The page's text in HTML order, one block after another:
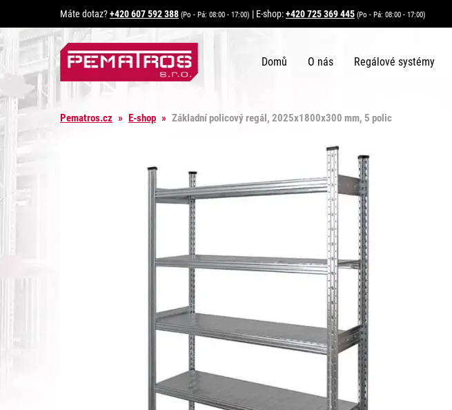
Máte dotaz?+420 607 592 388 (Po - Pá: 08:00 - 17:00) | E-shop:+420 725 369 445 (Po - Pá: 08:00 - 17:00)
Domů O nás Regálové systémy
Pematros.cz » E-shop » Základní policový regál, 2025x1800x300 mm, 5 polic